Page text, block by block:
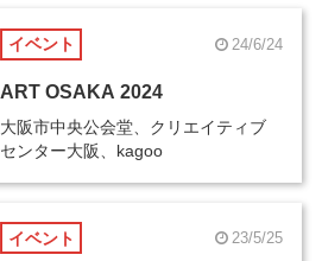
イベント 24/6/24
ART OSAKA 2024
大阪市中央公会堂、クリエイティブ
センター大阪、kagoo
イベント 23/5/25